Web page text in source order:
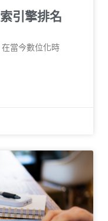
引擎排名
當今數位化時